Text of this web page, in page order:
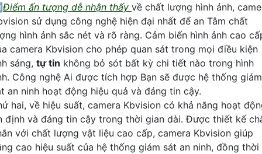
Điểm ấn tượng dễ nhận thấy về chất lượng hình ảnh,
sử dụng công nghệ hiện đại nhất để an Tâm chất
hình ảnh sắc nét và rõ ràng. Cảm biến hình ảnh cao
camera Kbvision cho phép quan sát trong mọi điều kiện
sáng, tự tin không bỏ sót bất kỳ chi tiết nào trong hình
Công nghệ Ai được tích hợp Bạn sẽ được hệ thống giám
an ninh hoạt động hiệu quả và đáng tin cậy.
hai, về hiệu suất, camera Kbvision có khả năng hoạt
định và đáng tin cậy trong thời gian dài. Được thiết kế
với chất lượng vật liệu cao cấp, camera Kbvision giúp
cao hiệu suất của hệ thống giám sát an ninh, đồng thời